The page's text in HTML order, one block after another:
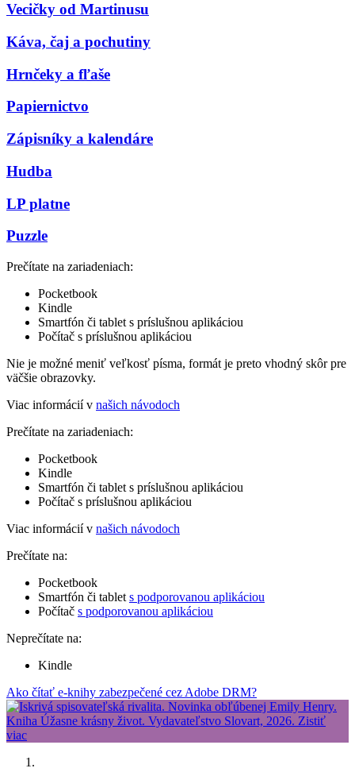
Vecičky od Martinusu
Káva, čaj a pochutiny
Hrnčeky a fľaše
Papiernictvo
Zápisníky a kalendáre
Hudba
LP platne
Puzzle
Prečítate na zariadeniach:
Pocketbook
Kindle
Smartfón či tablet s príslušnou aplikáciou
Počítač s príslušnou aplikáciou
Nie je možné meniť veľkosť písma, formát je preto vhodný skôr pre
väčšie obrazovky.
Viac informácií v našich návodoch
Prečítate na zariadeniach:
Pocketbook
Kindle
Smartfón či tablet s príslušnou aplikáciou
Počítač s príslušnou aplikáciou
Viac informácií v našich návodoch
Prečítate na:
Pocketbook
Smartfón či tablet s podporovanou aplikáciou
Počítač s podporovanou aplikáciou
Neprečítate na:
Kindle
Ako čítať e-knihy zabezpečené cez Adobe DRM?